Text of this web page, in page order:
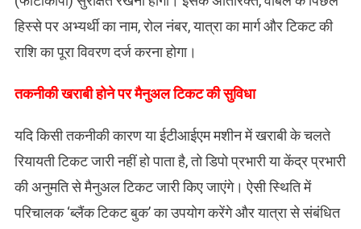
हिस्से पर अभ्यर्थी का नाम, रोल नंबर, यात्रा का मार्ग और टिकट की
राशि का पूरा विवरण दर्ज करना होगा।
तकनीकी खराबी होने पर मैनुअल टिकट की सुविधा
यदि किसी तकनीकी कारण या ईटीआईएम मशीन में खराबी के चलते
रियायती टिकट जारी नहीं हो पाता है, तो डिपो प्रभारी या केंद्र प्रभारी
की अनुमति से मैनुअल टिकट जारी किए जाएंगे। ऐसी स्थिति में
परिचालक ‘ब्लैंक टिकट बुक’ का उपयोग करेंगे और यात्रा से संबंधित